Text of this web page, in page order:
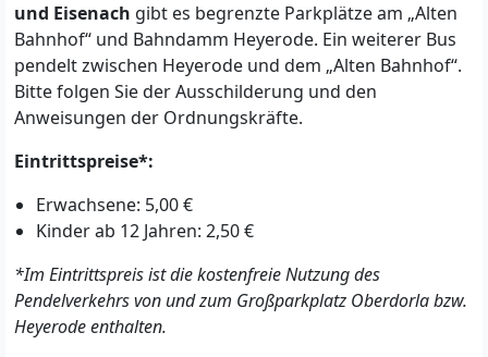
und Eisenach gibt es begrenzte Parkplätze am „Alten
Bahnhof“ und Bahndamm Heyerode. Ein weiterer Bus
pendelt zwischen Heyerode und dem „Alten Bahnhof“.
Bitte folgen Sie der Ausschilderung und den
Anweisungen der Ordnungskräfte.
Eintrittspreise*:
Erwachsene: 5,00 €
Kinder ab 12 Jahren: 2,50 €
*Im Eintrittspreis ist die kostenfreie Nutzung des
Pendelverkehrs von und zum Großparkplatz Oberdorla bzw.
Heyerode enthalten.